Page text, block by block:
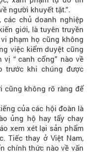
người khuyết tật.”.
chủ doanh nghiệp
giới, là tuyên truyền
phạm họ cũng không
việc kiểm duyệt cũng
“ canh cổng” nào về
trước khi chúng được
cũng không rõ ràng để
của các hội đoàn là
ủng hộ hay tẩy chay
xem xét lại sản phẩm
Tiếc thay ở Việt Nam,
chính thức nào về vấn